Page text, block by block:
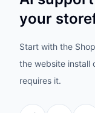
your
Start with the
the website install
requires it.